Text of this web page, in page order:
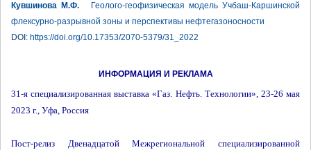
Кувшинова М.Ф.Геолого-геофизическая модель Учбаш-Каршинской
флексурно-разрывной зоны и перспективы нефтегазоносности
DOI: https://doi.org/10.17353/2070-5379/31_2022
ИНФОРМАЦИЯ И РЕКЛАМА
31-я специализированная выставка «Газ. Нефть. Технологии», 23-26 мая
2023 г., Уфа, Россия
Пост-релиз Двенадцатой Межрегиональной специализированной